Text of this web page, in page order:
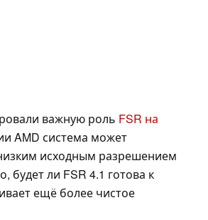
важную роль FSR на
AMD система может
исходным разрешением
будет ли FSR 4.1 готова к
ещё более чистое